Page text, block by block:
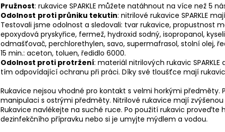
Pružnost: rukavice SPARKLE můžete natáhnout na více než 5
Odolnost proti průniku tekutin: nitrilové rukavice SPARKLE
Testovali jsme odolnost a sledovali: tvar rukavice, propustnost
epoxydová pryskyřice, fermež, hydroxid sodný, isopropanol,
odmašťovač, perchlorethylen, savo, supermafrasol, stolní olej,
15 min.: aceton, toluen, ředidlo 6000.
Odolnost proti protržení: materiál nitrilových rukavic
tím odpovídající ochranu při práci. Díky své tloušťce mají
Rukavice nejsou vhodné pro kontakt s velmi horkými předměty.
manipulaci s ostrými předměty. Nitrilové rukavice mají
Rukavice navlékejte na suché ruce. Po použití rukavic proveďte
dezinfekčního přípravku nebo si je umyjte mýdlem a vodou.